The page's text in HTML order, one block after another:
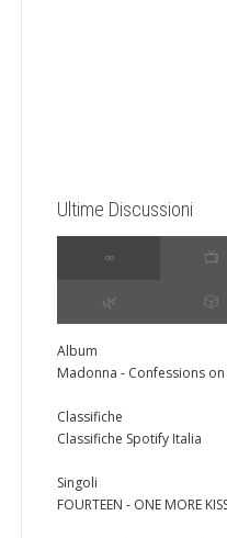
Ultime Discussioni
∞ 📺
🌿 🎲
Album
Madonna - Confessions
Classifiche
Classifiche Spotify Italia
Singoli
FOURTEEN - ONE MORE